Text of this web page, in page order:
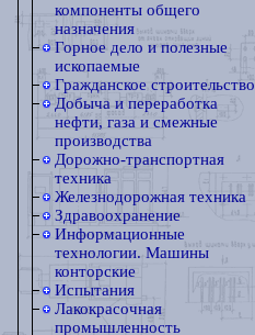
компоненты общего
назначения
Горное дело и полезные
ископаемые
Гражданское строительство
Добыча и переработка
нефти, газа и смежные
производства
Дорожно-транспортная
техника
Железнодорожная техника
Здравоохранение
Информационные
технологии. Машины
конторские
Испытания
Лакокрасочная
промышленность